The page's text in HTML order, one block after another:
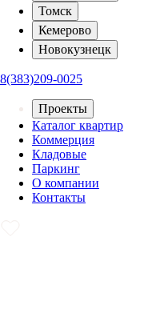
Томск
Кемерово
Новокузнецк
8(383)209-0025
Проекты
Каталог квартир
Коммерция
Кладовые
Паркинг
О компании
Контакты